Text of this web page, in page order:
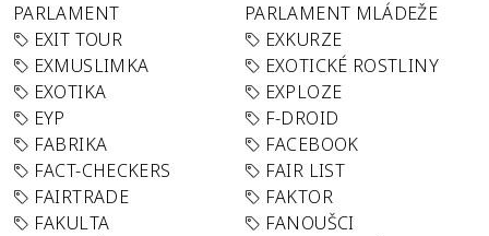
PARLAMENT
PARLAMENT MLÁDEŽE
EXIT TOUR
EXKURZE
EXMUSLIMKA
EXOTICKÉ ROSTLINY
EXOTIKA
EXPLOZE
EYP
F-DROID
FABRIKA
FACEBOOK
FACT-CHECKERS
FAIR LIST
FAIRTRADE
FAKTOR
FAKULTA
FANOUŠCI